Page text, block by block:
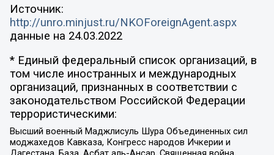
Источник:
http://unro.minjust.ru/NKOForeignAgent.aspx
данные на 24.03.2022
* Единый федеральный список организаций, в
том числе иностранных и международных
организаций, признанных в соответствии с
законодательством Российской Федерации
террористическими:
Высший военный Маджлисуль Шура Объединенных сил
моджахедов Кавказа, Конгресс народов Ичкерии и